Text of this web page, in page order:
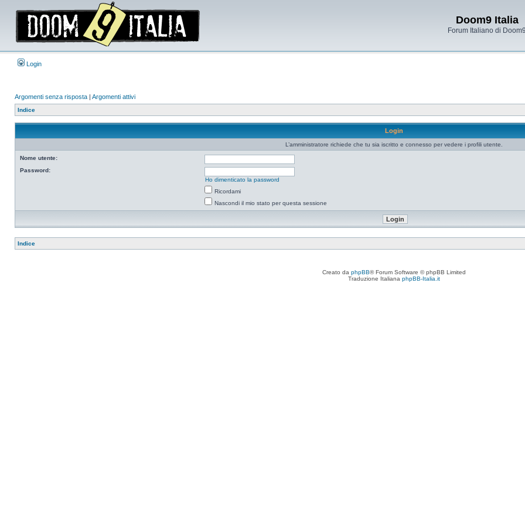
Doom9 Italia
Forum Italiano di Doom9
Login
Argomenti senza risposta | Argomenti attivi
Indice
Login
L’amministratore richiede che tu sia iscritto e connesso per vedere i profili utente.
Nome utente:
Password:
Ho dimenticato la password
Ricordami
Nascondi il mio stato per questa sessione
Indice
Creato da phpBB® Forum Software © phpBB Limited
Traduzione Italiana phpBB-Italia.it